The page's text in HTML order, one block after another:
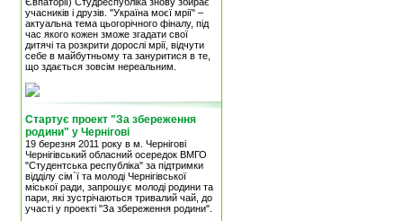
учасників і друзів. "Україна моєї мрії" –
актуальна тема цьогорічного фіналу, під
час якого кожен зможе згадати свої
дитячі та розкрити дорослі мрії, відчути
себе в майбутньому та зануритися в те,
що здається зовсім нереальним.
Стартує проект "За збереження
родини" у Чернігові
19 березня 2011 року в м. Чернігові
Чернігівський обласний осередок ВМГО
"Студентська республіка" за підтримки
відділу сім`ї та молоді Чернігівської
міської ради, запрошує молоді родини та
пари, які зустрічаються тривалий чай, до
участі у проекті "За збереження родини".